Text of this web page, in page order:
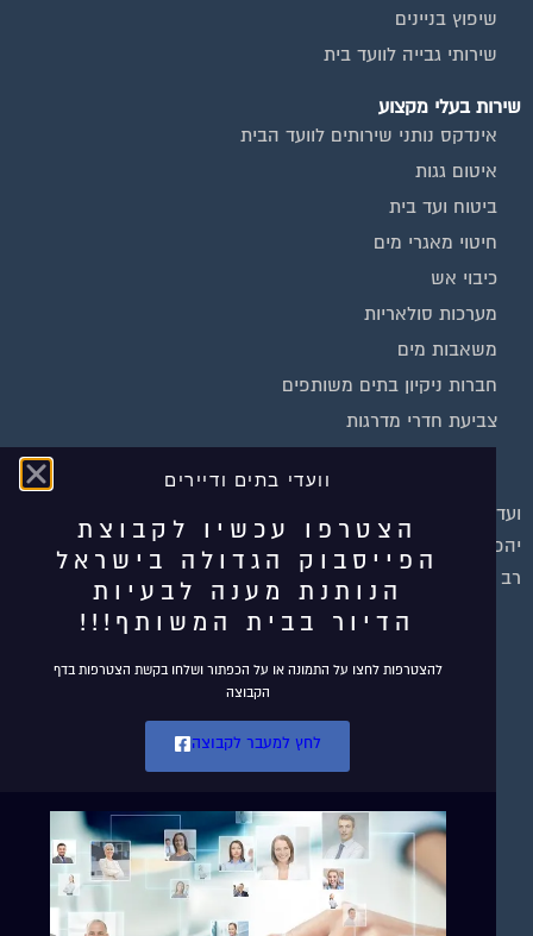
שיפוץ בניינים
שירותי גבייה לוועד בית
שירות בעלי מקצוע
אינדקס נותני שירותים לוועד הבית
איטום גגות
ביטוח ועד בית
חיטוי מאגרי מים
כיבוי אש
מערכות סולאריות
משאבות מים
חברות ניקיון בתים משותפים
צביעת חדרי מדרגות
ועד בית, קבל במתנה את המדריך המלא לניהול ועד בית אשר
יהפוך את ניהול הבית המשותף לחוויה מהנה ופשוטה ויחסוך לך זמן
רב ועלויות בתחזוקת הבניין!
וועדי בתים ודיירים
הצטרפו עכשיו לקבוצת
הפייסבוק הגדולה בישראל
הנותנת מענה לבעיות
הדיור בבית המשותף!!!
להצטרפות לחצו על התמונה או על הכפתור ושלחו בקשת הצטרפות בדף
הקבוצה
לחץ למעבר לקבוצה